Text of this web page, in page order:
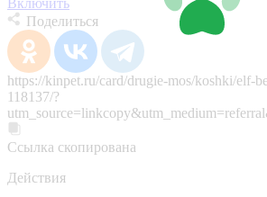
Поделиться
https://kinpet.ru/card/drugie-mos/koshki/elf-
118137/?
Ссылка скопирована
Действия